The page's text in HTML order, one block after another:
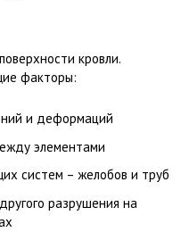
кровли.
факторы:
и деформаций
элементами
систем – желобов и труб
разрушения на